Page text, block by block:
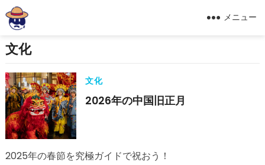
メニュー
文化
文化
2026年の中国旧正月
2025年の春節を究極ガイドで祝おう！